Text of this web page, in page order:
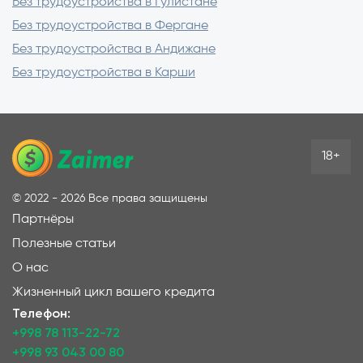
Без трудоустройства в Фергане
Без трудоустройства в Андижане
Без трудоустройства в Карши
© 2022 - 2026 Все права защищены
Партнёры
Полезные статьи
О нас
Жизненный цикл вашего кредита
Телефон:
+998 78 113-22-72
+998 93 043 00 80
18+